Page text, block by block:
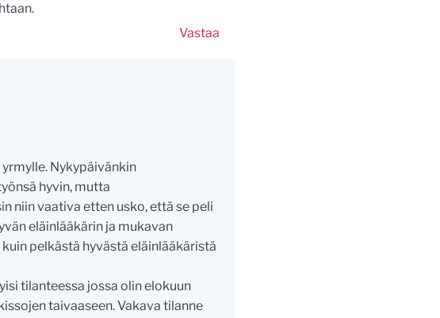
Vastaa
Nykypäivänkin
hyvin, mutta
niin vaativa etten usko, että se peli
eläinlääkärin ja mukavan
pelkästä hyvästä eläinlääkäristä
tilanteessa jossa olin elokuun
taivaaseen. Vakava tilanne